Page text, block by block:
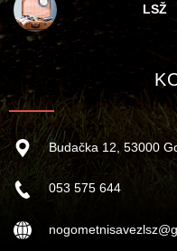
LSŽ
Budačka 12, 53000
053 575 644